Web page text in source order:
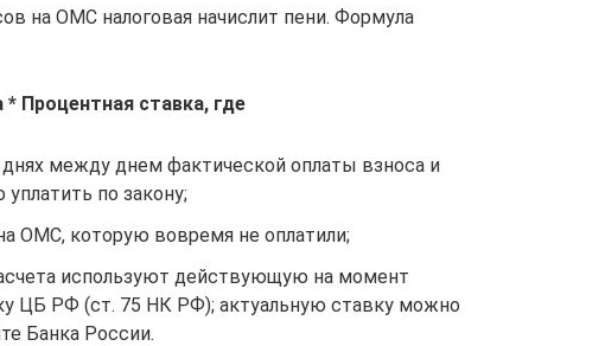
на ОМС налоговая начислит пени. Формула
Процентная ставка, где
между днем фактической оплаты взноса и
по закону;
ОМС, которую вовремя не оплатили;
используют действующую на момент
ЦБ РФ (ст. 75 НК РФ); актуальную ставку можно
Банка России.